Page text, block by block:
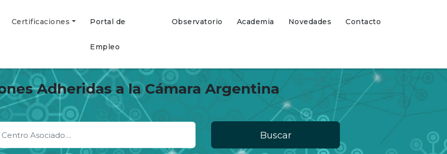
Certificaciones Portal de
Empleo
Observatorio Academia Novedades Contacto
Adheridas a la Cámara Argentina
Buscar